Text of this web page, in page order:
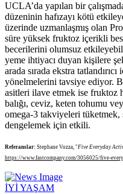
UCLA’da yapılan bir
düzeninin hafızayı kötü
üzerinde uzmanlaşmış olan
süre yüksek fruktoz içerikli
becerilerini olumsuz
yeme ihtiyacı duyan kişilere
arada sırada ekstra
yönelmelerini tavsiye ediyor.
asitleri ilave etmek ise fruktoz
balığı, ceviz, keten tohumu
omega-3 takviyeleri tüketmek,
dengelemek için etkili.
Referanslar: Stephane Vozza, "Five Everyday
https://www.fastcompany.com/3056025/five-
İYİ YAŞAM